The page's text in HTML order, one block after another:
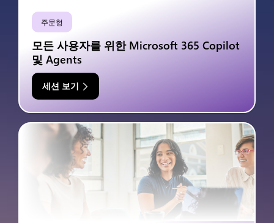
주문형
모든 사용자를 위한 Microsoft 365 Copilot
및 Agents
세션 보기